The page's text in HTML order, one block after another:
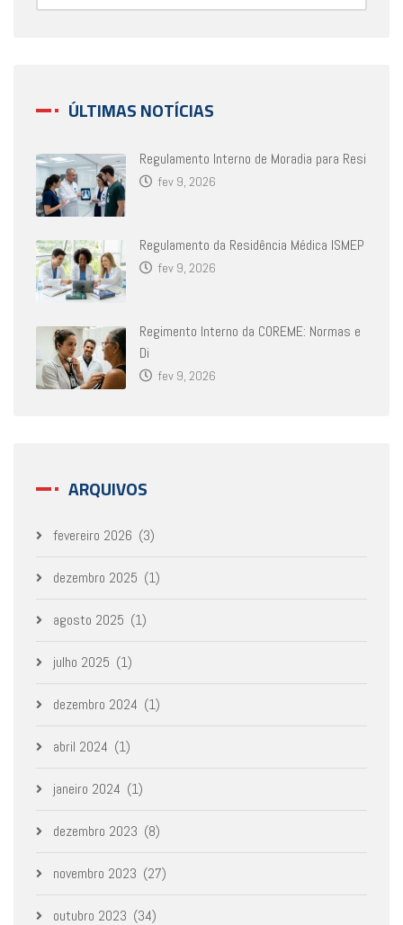
ÚLTIMAS NOTÍCIAS
Regulamento Interno de Moradia para Resi
fev 9, 2026
Regulamento da Residência Médica ISMEP
fev 9, 2026
Regimento Interno da COREME: Normas e
Di
fev 9, 2026
ARQUIVOS
fevereiro 2026 (3)
dezembro 2025 (1)
agosto 2025 (1)
julho 2025 (1)
dezembro 2024 (1)
abril 2024 (1)
janeiro 2024 (1)
dezembro 2023 (8)
novembro 2023 (27)
outubro 2023 (34)